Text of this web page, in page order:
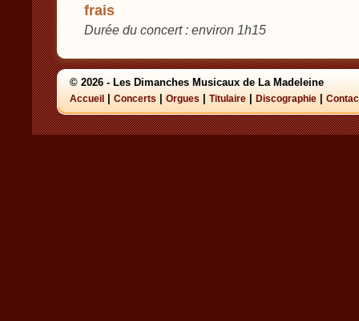
frais
Durée du concert : environ 1h15
© 2026 - Les Dimanches Musicaux de La Madeleine
Accueil Concerts Orgues Titulaire Discographie